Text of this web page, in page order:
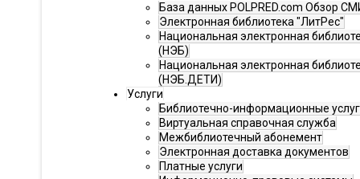
База данных POLPRED.com Обзор
Электронная библиотека "ЛитРес"
Национальная электронная
(НЭБ)
Национальная электронная
(НЭБ.ДЕТИ)
Услуги
Библиотечно-информационные
Виртуальная справочная служба
Межбиблиотечный абонемент
Электронная доставка документов
Платные услуги